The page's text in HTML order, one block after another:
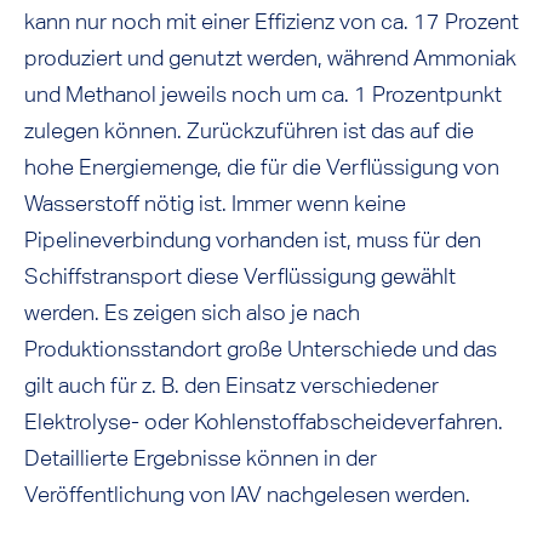
kann nur noch mit einer Effizienz von ca. 17 Prozent
produziert und genutzt werden, während Ammoniak
und Methanol jeweils noch um ca. 1 Prozentpunkt
zulegen können. Zurückzuführen ist das auf die
hohe Energiemenge, die für die Verflüssigung von
Wasserstoff nötig ist. Immer wenn keine
Pipelineverbindung vorhanden ist, muss für den
Schiffstransport diese Verflüssigung gewählt
werden. Es zeigen sich also je nach
Produktionsstandort große Unterschiede und das
gilt auch für z. B. den Einsatz verschiedener
Elektrolyse- oder Kohlenstoffabscheideverfahren.
Detaillierte Ergebnisse können in der
Veröffentlichung von IAV nachgelesen werden.